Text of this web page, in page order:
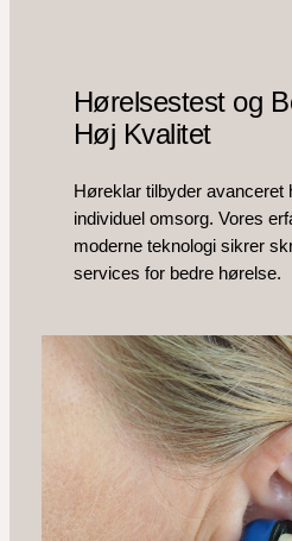
Hørelsestest og
Høj Kvalitet
Høreklar tilbyder avanceret
individuel omsorg. Vores
moderne teknologi sikrer
services for bedre hørelse.